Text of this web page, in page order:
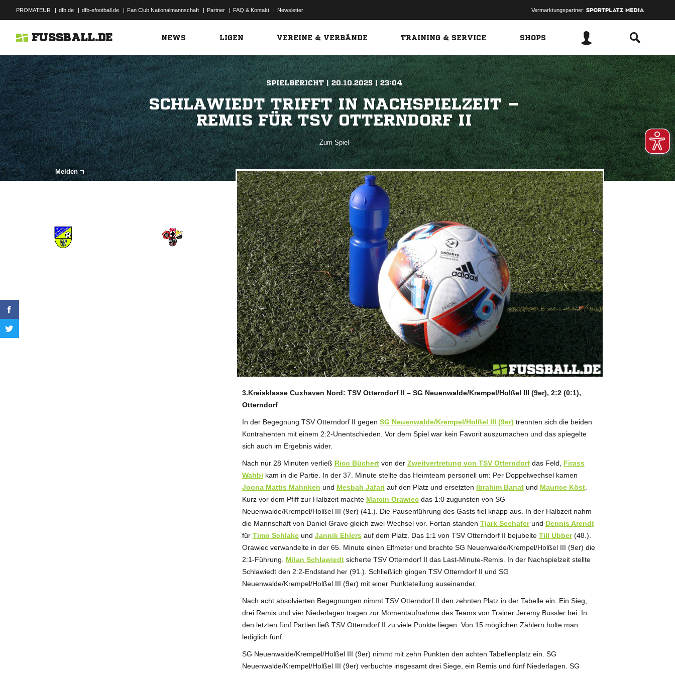
PROMATEUR | dfb.de | dfb-efootball.de | Fan Club Nationalmannschaft | Partner | FAQ & Kontakt | Newsletter Vermarktungspartner:
FUSSBALL.DE NEWS LIGEN VEREINE & VERBÄNDE TRAINING & SERVICE SHOPS
SPIELBERICHT | 20.10.2025 | 23:04
SCHLAWIEDT TRIFFT IN NACHSPIELZEIT –
REMIS FÜR TSV OTTERNDORF II
Zum Spiel
Melden
ANZEIGE
3.Kreisklasse Cuxhaven Nord: TSV Otterndorf II – SG Neuenwalde/Krempel/Holßel III (9er), 2:2 (0:1),
Otterndorf
In der Begegnung TSV Otterndorf II gegen SG Neuenwalde/Krempel/Holßel III (9er) trennten sich die beiden
Kontrahenten mit einem 2:2-Unentschieden. Vor dem Spiel war kein Favorit auszumachen und das spiegelte
sich auch im Ergebnis wider.
Nach nur 28 Minuten verließ Rico Büchertvon der Zweitvertretung von TSV Otterndorfdas Feld, Firass
Wahbi kam in die Partie. In der 37. Minute stellte das Heimteam personell um: Per Doppelwechsel kamen
Joona Mattis Mahnken und Mesbah Jafari auf den Platz und ersetzten Ibrahim Banatund Maurice Köst.
Kurz vor dem Pfiff zur Halbzeit machte Marcin Orawiecdas 1:0 zugunsten von SG
Neuenwalde/Krempel/Holßel III (9er) (41.). Die Pausenführung des Gasts fiel knapp aus. In der Halbzeit nahm
die Mannschaft von Daniel Grave gleich zwei Wechsel vor. Fortan standen Tjark Seehaferund Dennis Arendt
für Timo Schlakeund Jannik Ehlers auf dem Platz. Das 1:1 von TSV Otterndorf II bejubelte Till Ubber(48.).
Orawiec verwandelte in der 65. Minute einen Elfmeter und brachte SG Neuenwalde/Krempel/Holßel III (9er) die
2:1-Führung. Milan Schlawiedtsicherte TSV Otterndorf II das Last-Minute-Remis. In der Nachspielzeit stellte
Schlawiedt den 2:2-Endstand her (91.). Schließlich gingen TSV Otterndorf II und SG
Neuenwalde/Krempel/Holßel III (9er) mit einer Punkteteilung auseinander.
Nach acht absolvierten Begegnungen nimmt TSV Otterndorf II den zehnten Platz in der Tabelle ein. Ein Sieg,
drei Remis und vier Niederlagen tragen zur Momentaufnahme des Teams von Trainer Jeremy Bussler bei. In
den letzten fünf Partien ließ TSV Otterndorf II zu viele Punkte liegen. Von 15 möglichen Zählern holte man
lediglich fünf.
SG Neuenwalde/Krempel/Holßel III (9er) nimmt mit zehn Punkten den achten Tabellenplatz ein. SG
Neuenwalde/Krempel/Holßel III (9er) verbuchte insgesamt drei Siege, ein Remis und fünf Niederlagen. SG